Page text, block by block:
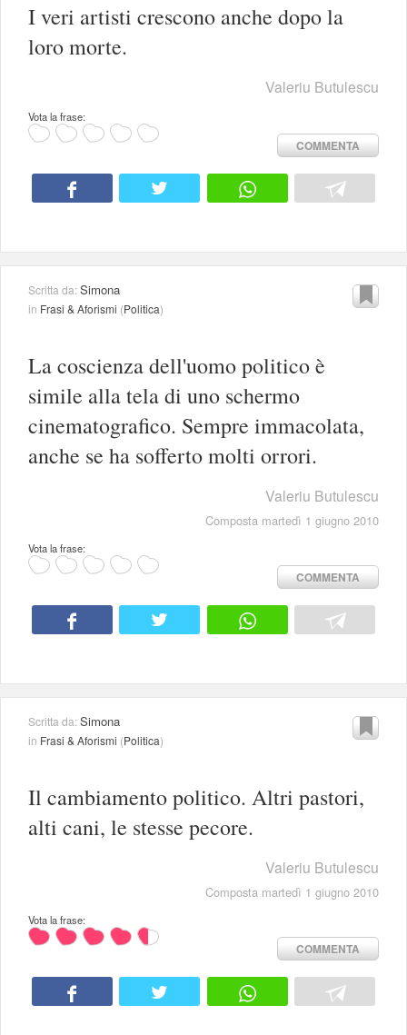
I veri artisti crescono anche dopo la
loro morte.
Valeriu Butulescu
Vota la frase:
COMMENTA
Scritta da:Simona
in Frasi & Aforismi (Politica)
La coscienza dell'uomo politico è
simile alla tela di uno schermo
cinematografico. Sempre immacolata,
anche se ha sofferto molti orrori.
Valeriu Butulescu
Composta martedì 1 giugno 2010
Vota la frase:
COMMENTA
Scritta da:Simona
in Frasi & Aforismi (Politica)
Il cambiamento politico. Altri pastori,
alti cani, le stesse pecore.
Valeriu Butulescu
Composta martedì 1 giugno 2010
Vota la frase:
COMMENTA